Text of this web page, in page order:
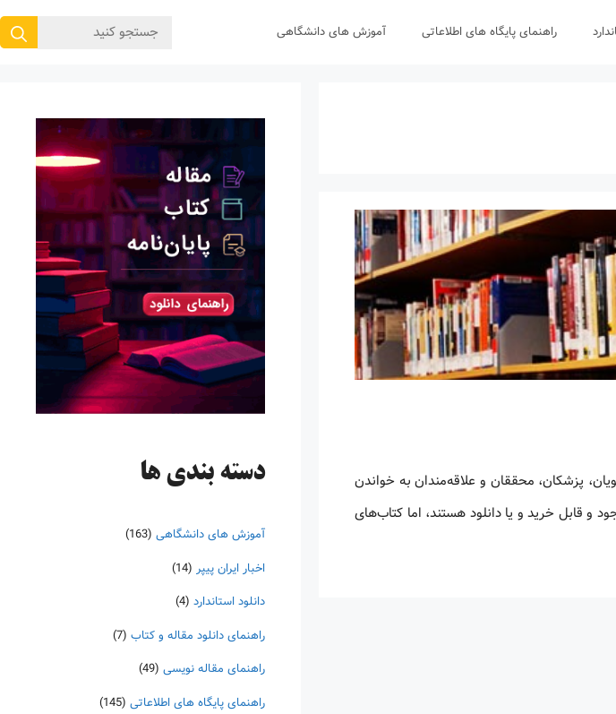
راهنمای پایگاه های اطلاعاتی آموزش های دانشگاهی
جستجوی
پزشکان، محققان و علاقه‌مندان به خواندن
و قابل خرید و یا دانلود هستند، اما کتاب‌های
دسته‌ بندی ها
آموزش های دانشگاهی (163)
اخبار ایران پیپر (14)
دانلود استاندارد (4)
راهنمای دانلود مقاله و کتاب (7)
راهنمای مقاله نویسی (49)
راهنمای پایگاه های اطلاعاتی (145)